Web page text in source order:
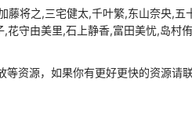
将之,三宅健太,千叶繁,东山奈央,五
守由美里,石上静香,富田美忧,岛村
资源，如果你有更好更快的资源请